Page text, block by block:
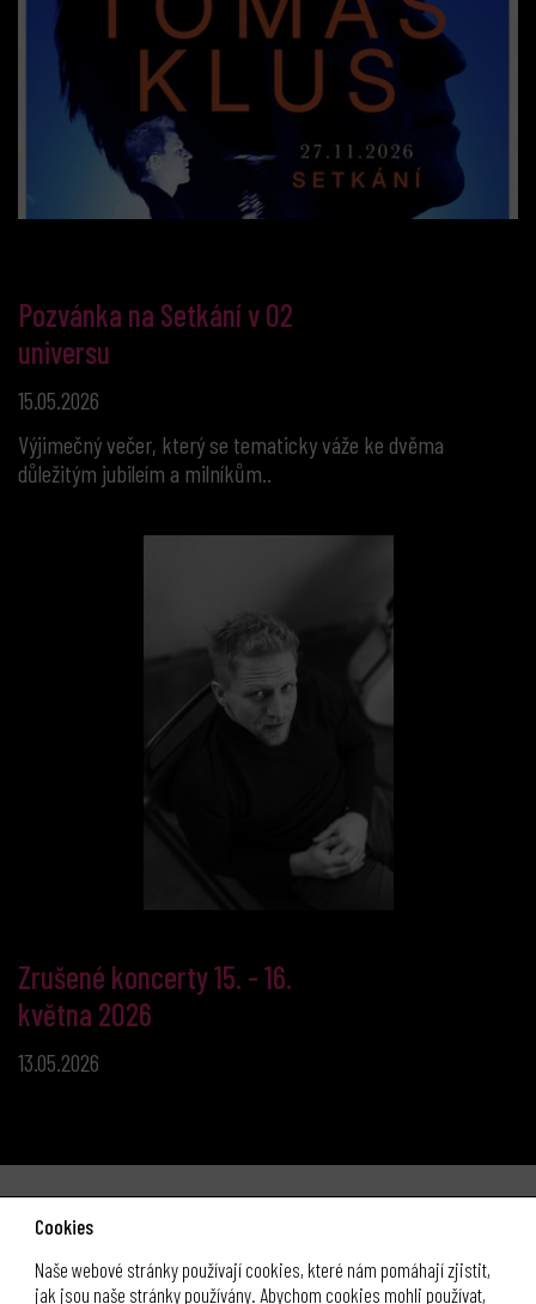
Pozvánka na Setkání v O2
universu
15.05.2026
Výjimečný večer, který se tematicky váže ke dvěma
důležitým jubileím a milníkům..
Zrušené koncerty 15. - 16.
května 2026
13.05.2026
Cookies
Naše webové stránky používají cookies, které nám pomáhají zjistit,
jak jsou naše stránky používány. Abychom cookies mohli používat,